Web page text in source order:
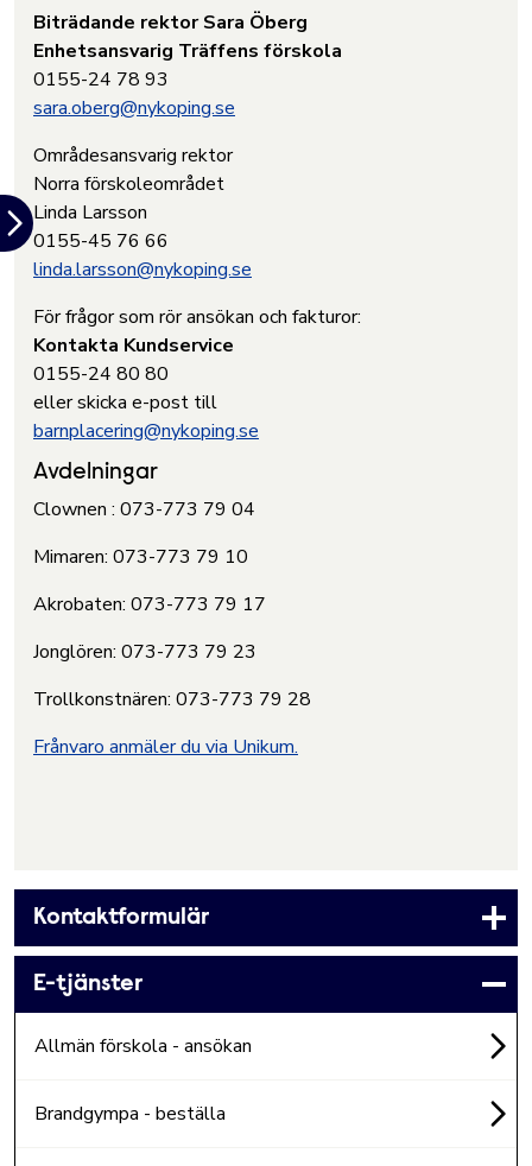
Biträdande rektor Sara Öberg
Enhetsansvarig Träffens förskola
0155-24 78 93
sara.oberg@nykoping.se
Områdesansvarig rektor
Norra förskoleområdet
Linda Larsson
0155-45 76 66
linda.larsson@nykoping.se
För frågor som rör ansökan och fakturor:
Kontakta Kundservice
0155-24 80 80
eller skicka e-post till
barnplacering@nykoping.se
Avdelningar
Clownen : 073-773 79 04
Mimaren: 073-773 79 10
Akrobaten: 073-773 79 17
Jonglören: 073-773 79 23
Trollkonstnären: 073-773 79 28
Frånvaro anmäler du via Unikum.
Kontaktformulär
E-tjänster
Allmän förskola - ansökan
Brandgympa - beställa